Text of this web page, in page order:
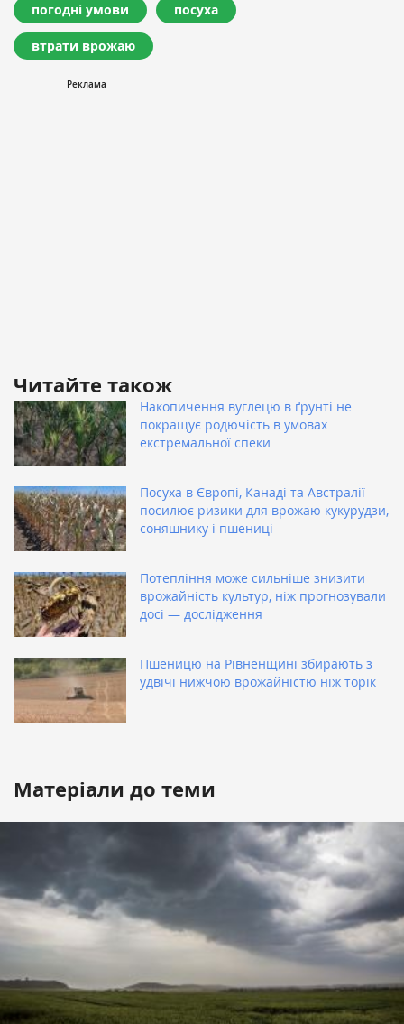
погодні умови посуха
втрати врожаю
Читайте також
Накопичення вуглецю в ґрунті не
покращує родючість в умовах
екстремальної спеки
Посуха в Європі, Канаді та Австралії
посилює ризики для врожаю кукурудзи,
соняшнику і пшениці
Потепління може сильніше знизити
врожайність культур, ніж прогнозували
досі — дослідження
Пшеницю на Рівненщині збирають з
удвічі нижчою врожайністю ніж торік
Матеріали до теми